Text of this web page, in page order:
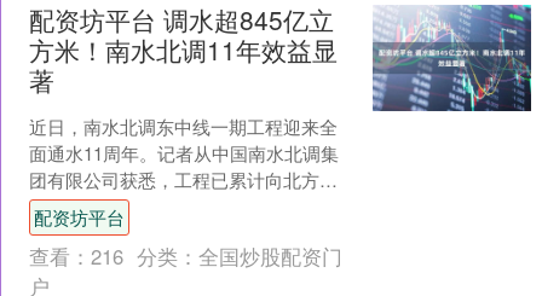
配资坊平台 调水超845亿立
方米！南水北调11年效益显
著
近日，南水北调东中线一期工程迎来全
面通水11周年。记者从中国南水北调集
团有限公司获悉，工程已累计向北方调
水超845亿立方米。 通水11年，南水北调
工程发挥了哪些....
配资坊平台
查看： 216 分类： 全国炒股配资门
户